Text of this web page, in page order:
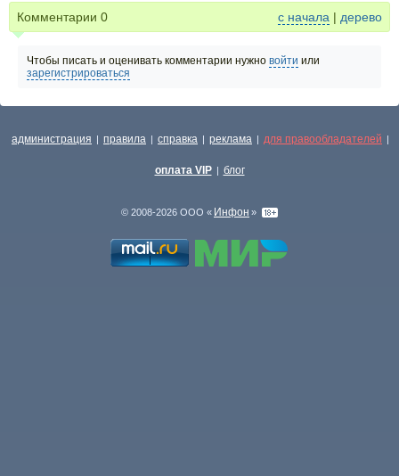
Комментарии 0 с начала | дерево
Чтобы писать и оценивать комментарии нужно войти или
зарегистрироваться
администрация | правила | справка | реклама | для правообладателей |
оплата VIP | блог
© 2008-2026 ООО « Инфон »